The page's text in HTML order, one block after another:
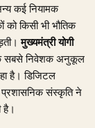
कई नियामक
किसी भी भौतिक
मुख्यमंत्री योगी
सबसे निवेशक अनुकूल
है। डिजिटल
प्रशासनिक संस्कृति ने
है।